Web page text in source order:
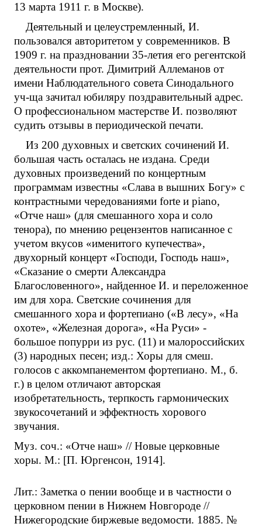
13 марта 1911 г. в Москве).
Деятельный и целеустремленный, И.
пользовался авторитетом у современников. В
1909 г. на праздновании 35-летия его регентской
деятельности прот. Димитрий Аллеманов от
имени Наблюдательного совета Синодального
уч-ща зачитал юбиляру поздравительный адрес.
О профессиональном мастерстве И. позволяют
судить отзывы в периодической печати.
Из 200 духовных и светских сочинений И.
большая часть осталась не издана. Среди
духовных произведений по концертным
программам известны «Слава в вышних Богу» с
контрастными чередованиями forte и piano,
«Отче наш» (для смешанного хора и соло
тенора), по мнению рецензентов написанное с
учетом вкусов «именитого купечества»,
двухорный концерт «Господи, Господь наш»,
«Сказание о смерти Александра
Благословенного», найденное И. и переложенное
им для хора. Светские сочинения для
смешанного хора и фортепиано («В лесу», «На
охоте», «Железная дорога», «На Руси» -
большое попурри из рус. (11) и малороссийских
(3) народных песен; изд.: Хоры для смеш.
голосов с аккомпанементом фортепиано. М., б.
г.) в целом отличают авторская
изобретательность, терпкость гармонических
звукосочетаний и эффектность хорового
звучания.
Муз. соч.: «Отче наш» // Новые церковные
хоры. М.: [П. Юргенсон, 1914].
Лит.: Заметка о пении вообще и в частности о
церковном пении в Нижнем Новгороде //
Нижегородские биржевые ведомости. 1885. №